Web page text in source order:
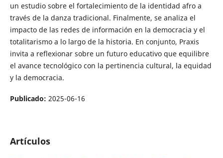
un estudio sobre el fortalecimiento de la identidad afro a
través de la danza tradicional. Finalmente, se analiza el
impacto de las redes de información en la democracia y el
totalitarismo a lo largo de la historia. En conjunto, Praxis
invita a reflexionar sobre un futuro educativo que equilibre
el avance tecnológico con la pertinencia cultural, la equidad
y la democracia.
Publicado: 2025-06-16
Artículos